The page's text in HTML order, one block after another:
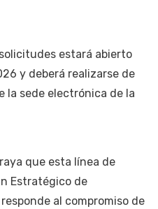
estará abierto
y deberá realizarse de
la sede electrónica de la
que esta línea de
Estratégico de
al compromiso de